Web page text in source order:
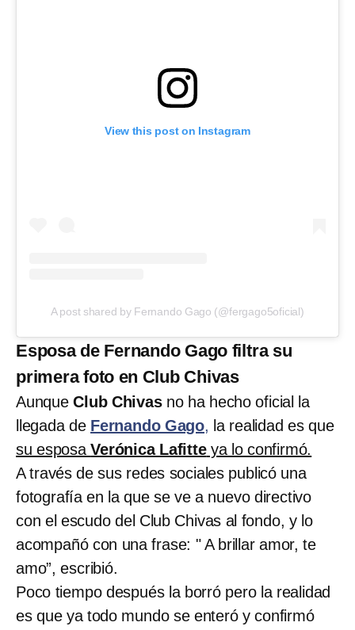
View this post on Instagram
A post shared by Fernando Gago (@fergago5oficial)
Esposa de Fernando Gago filtra su
primera foto en Club Chivas
AunqueClub Chivas no ha hecho oficial la
llegada de Fernando Gago, la realidad es que
su esposaVerónica Lafitteya lo confirmó.
A través de sus redes sociales publicó una
fotografía en la que se ve a nuevo directivo
con el escudo del Club Chivas al fondo, y lo
acompañó con una frase: " A brillar amor, te
amo”, escribió.
Poco tiempo después la borró pero la realidad
es que ya todo mundo se enteró y confirmó